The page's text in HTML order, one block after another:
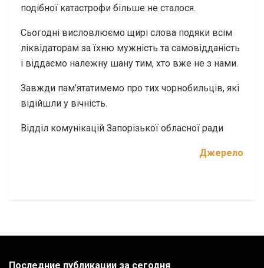
подібної катастрофи більше не сталося.
Сьогодні висловлюємо щирі слова подяки всім
ліквідаторам за їхню мужність та самовідданість
і віддаємо належну шану тим, хто вже не з нами.
Завжди пам’ятатимемо про тих чорнобильців, які
відійшли у вічність.
Відділ комунікацій Запорізької обласної ради
Джерело
Последние публикации за сегодня